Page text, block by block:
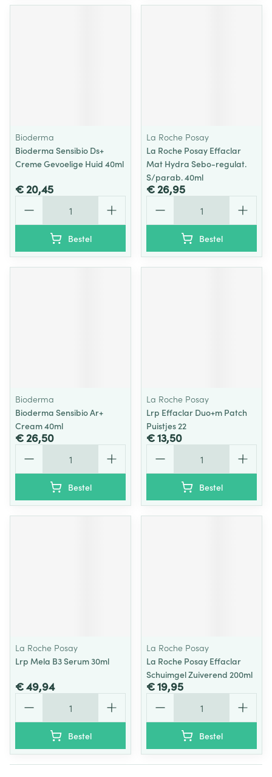
Bioderma
Bioderma Sensibio Ds+
Creme Gevoelige Huid 40ml
€ 20,45
Bestel
La Roche Posay
La Roche Posay Effaclar
Mat Hydra Sebo-regulat.
S/parab. 40ml
€ 26,95
Bestel
Bioderma
Bioderma Sensibio Ar+
Cream 40ml
€ 26,50
Bestel
La Roche Posay
Lrp Effaclar Duo+m Patch
Puistjes 22
€ 13,50
Bestel
La Roche Posay
Lrp Mela B3 Serum 30ml
€ 49,94
Bestel
La Roche Posay
La Roche Posay Effaclar
Schuimgel Zuiverend 200ml
€ 19,95
Bestel